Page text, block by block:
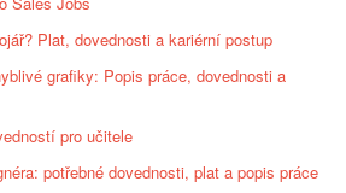
Plat, dovednosti a kariérní postup
grafiky: Popis práce, dovednosti a
pro učitele
potřebné dovednosti, plat a popis práce